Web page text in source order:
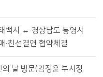
백시 ↔ 경상남도 통영시
·친선결연 협약체결
날 방문(김정윤 부시장